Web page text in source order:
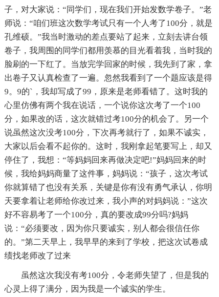
子，对大家说：“同学们，现在我们开始发数学卷子。”老
师说：“咱们班这次数学考试只有一个人考了100分，就是
孔维硕。”我当时激动的差点要站了起来，立刻去讲台领
卷子，我周围的同学们都用羡慕的目光看着我，当时我的
脸刷的一下红了。当放完学回家的时候，我先到了家，拿
出卷子又认真检查了一遍。忽然我看到了一个题应该是得
9。9的`，我却写成了99，原来是老师看错了。这时我的
心里仿佛有两个我在说话，一个说你这次考了一个100
分，如果改的话，这次就错过考100分的机会了。另一个
说虽然这次没考100分，下次再考就行了，如果不诚实，
大家以后会看不起你的。这时，我刚拿起笔要写上，却又
停住了，我想：“等妈妈回来再做决定吧!”妈妈回来的时
候，我给妈妈商量了这件事，妈妈说：“孩子，这次考试
你就算错了也没有关系，关键是你有没有勇气承认，你明
天要拿着让老师给你改过来，我小声的对妈妈说：”这次
好不容易考了一个100分，真的要改成99分吗?妈妈
说：“必须要改，因为你只要诚实，别人都会很信任你
的。”第二天早上，我早早的来到了学校，把这次试卷成
绩找老师改了过来
虽然这次我没有考100分，令老师失望了，但是我的
心灵上得了满分，因为我是一个诚实的学生。